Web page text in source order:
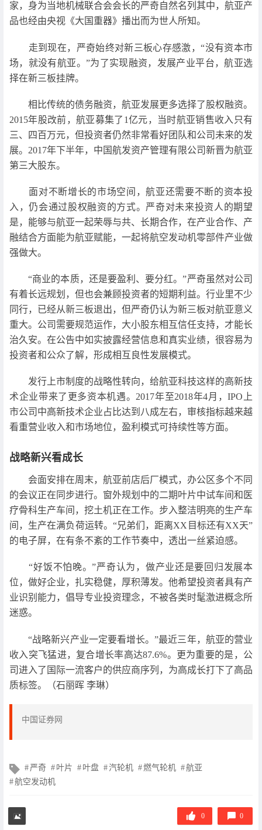
家，身为当地机械联合会会长的严奇自然名列其中，航亚产
品也经由央视《大国重器》播出而为世人所知。
走到现在，严奇始终对新三板心存感激，“没有资本市
场，就没有航亚。”为了实现融资，发展产业平台，航亚选
择在新三板挂牌。
相比传统的债务融资，航亚发展更多选择了股权融资。
2015年股改前，航亚募集了1亿元，当时航亚销售收入只有
三、四百万元，但投资者仍然非常看好团队和公司未来的发
展。2017年下半年，中国航发资产管理有限公司新晋为航亚
第三大股东。
面对不断增长的市场空间，航亚还需要不断的资本投
入，仍会通过股权融资的方式。严奇对未来投资人的期望
是，能够与航亚一起荣辱与共、长期合作，在产业合作、产
融结合方面能为航亚赋能，一起将航空发动机零部件产业做
强做大。
“商业的本质，还是要盈利、要分红。”严奇虽然对公司
有着长远规划，但也会兼顾投资者的短期利益。行业里不少
同行，已经从新三板退出，但严奇仍认为新三板对航亚意义
重大。公司需要规范运作，大小股东相互信任支持，才能长
治久安。在公告中如实披露经营信息和真实业绩，很容易为
投资者和公众了解，形成相互良性发展模式。
发行上市制度的战略性转向，给航亚科技这样的高新技
术企业带来了更多资本机遇。2017年至2018年4月，IPO上
市公司中高新技术企业占比达到八成左右，审核指标越来越
看重营业收入和市场地位，盈利模式可持续性等方面。
战略新兴看成长
会面安排在周末，航亚前店后厂模式，办公区多个不同
的会议正在同步进行。窗外规划中的二期叶片中试车间和医
疗骨科生产车间，挖土机正在工作。步入整洁明亮的生产车
间，生产在满负荷运转。“兄弟们，距离XX目标还有XX天”
的电子屏，在有条不紊的工作节奏中，透出一丝紧迫感。
“好饭不怕晚。”严奇认为，做产业还是要回归发展本
位，做好企业，扎实稳健，厚积薄发。他希望投资者具有产
业识别能力，倡导专业投资理念，不被各类时髦激进概念所
迷惑。
“战略新兴产业一定要看增长。”最近三年，航亚的营业
收入突飞猛进，复合增长率高达87.6%。更为重要的是，公
司进入了国际一流客户的供应商序列，为高成长打下了高品
质标签。（石丽晖 李琳）
中国证券网
文
章
标
严奇 叶片 叶盘 汽轮机 燃气轮机
航亚
航空发动机
0 0